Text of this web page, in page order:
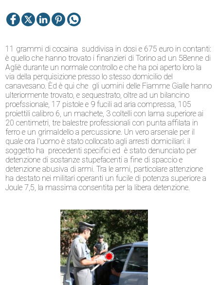
11 grammi di cocaina suddivisa in dosi e 675 euro in contanti:
è quello che hanno trovato i finanzieri di Torino ad un 58enne di
Agliè durante un normale controllo e che ha poi aperto loro la
via della perquisizione presso lo stesso domicilio del
canavesano. Èd è qui che gli uomini delle Fiamme Gialle hanno
ulteriormente trovato, e sequestrato, oltre ad un bilancino
proefssionale, 17 pistole e 9 fucili ad aria compressa, 105
proiettili calibro 6, un machete, 3 coltelli con lama superiore ai
20 centimetri, tre balestre professionali con punta affilata in
ferro e un grimaldello a percussione. Un vero arsenale per il
quale ora l’uomo è stato collocato agli arresti domiciliari: il
soggetto ha precedenti specifici ed è stato denunciato per
detenzione di sostanze stupefacenti a fine di spaccio e
detenzione abusiva di armi. Tra le armi, particolare attenzione
ha destato nei militari operanti un fucile di potenza superiore a
Joule 7,5, la massima consentita per la libera detenzione.